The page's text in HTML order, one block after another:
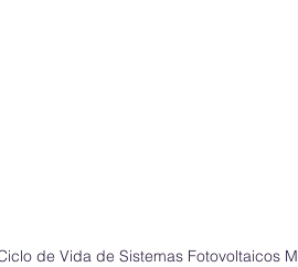
de Vida de Sistemas Fotovoltaicos